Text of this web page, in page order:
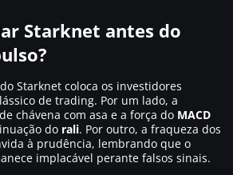
Starknet antes do
Starknet coloca os investidores
de trading. Por um lado, a
chávena com asa e a força do MACD
do rali. Por outro, a fraqueza dos
à prudência, lembrando que o
implacável perante falsos sinais.